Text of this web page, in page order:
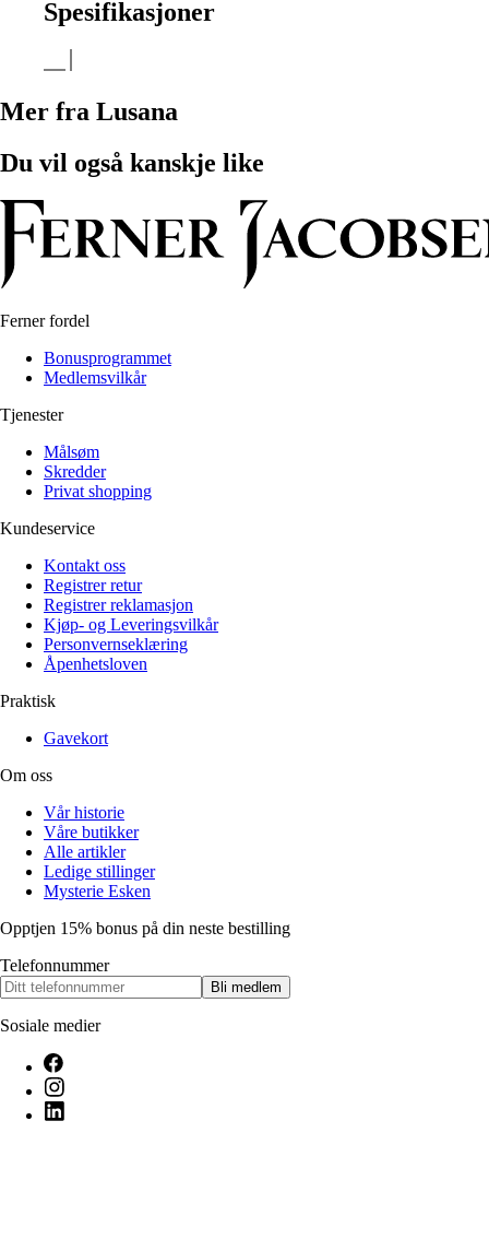
Spesifikasjoner
Mer fra Lusana
Du vil også kanskje like
Ferner fordel
Bonusprogrammet
Medlemsvilkår
Tjenester
Målsøm
Skredder
Privat shopping
Kundeservice
Kontakt oss
Registrer retur
Registrer reklamasjon
Kjøp- og Leveringsvilkår
Personvernseklæring
Åpenhetsloven
Praktisk
Gavekort
Om oss
Vår historie
Våre butikker
Alle artikler
Ledige stillinger
Mysterie Esken
Opptjen 15% bonus på din neste bestilling
Telefonnummer
Bli medlem
Sosiale medier